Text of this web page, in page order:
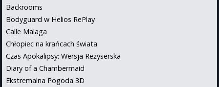
Backrooms
Bodyguard w Helios RePlay
Calle Malaga
Chłopiec na krańcach świata
Czas Apokalipsy: Wersja Reżyserska
Diary of a Chambermaid
Ekstremalna Pogoda 3D